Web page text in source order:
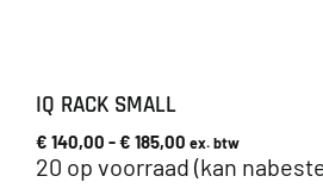
IQ RACK SMALL
€ 140,00 -€ 185,00 Prijsklasse:
€ 140,00
tot
ex. btw
20 op voorraad (kan